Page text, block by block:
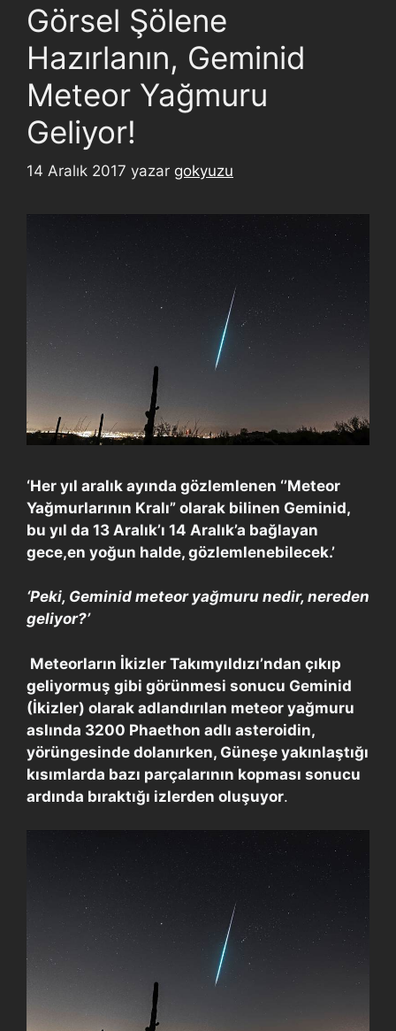
Görsel Şölene
Hazırlanın, Geminid
Meteor Yağmuru
Geliyor!
14 Aralık 2017 yazar gokyuzu
‘Her yıl aralık ayında gözlemlenen ‘’Meteor
Yağmurlarının Kralı” olarak bilinen Geminid,
bu yıl da 13 Aralık’ı 14 Aralık’a bağlayan
gece,en yoğun halde, gözlemlenebilecek.’
‘Peki, Geminid meteor yağmuru nedir, nereden
geliyor?’
Meteorların İkizler Takımyıldızı’ndan çıkıp
geliyormuş gibi görünmesi sonucu Geminid
(İkizler) olarak adlandırılan meteor yağmuru
aslında 3200 Phaethon adlı asteroidin,
yörüngesinde dolanırken, Güneşe yakınlaştığı
kısımlarda bazı parçalarının kopması sonucu
ardında bıraktığı izlerden oluşuyor.